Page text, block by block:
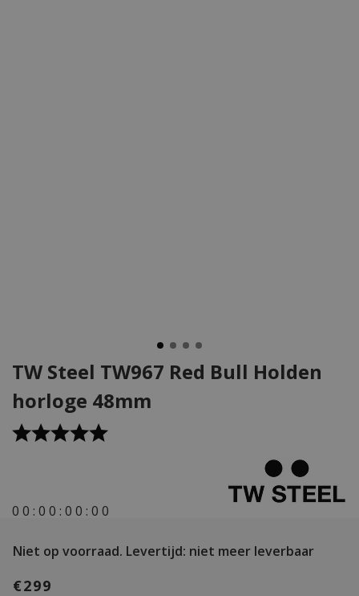
TW Steel TW967 Red Bull Holden
horloge 48mm
0 0 : 0 0 : 0 0 : 0 0
Niet op voorraad. Levertijd: niet meer leverbaar
€299